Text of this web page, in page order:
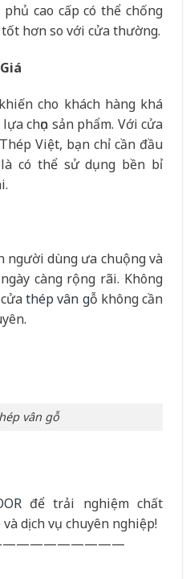
cao cấp có thể chống
hơn so với cửa thường.
cho khách hàng khá
chọn sản phẩm. Với cửa
Việt, bạn chỉ cần đầu
có thể sử dụng bền bỉ
người dùng ưa chuộng và
càng rộng rãi. Không
cửathép vân gỗ không cần
vân gỗ
để trải nghiệm chất
dịch vụ chuyên nghiệp!